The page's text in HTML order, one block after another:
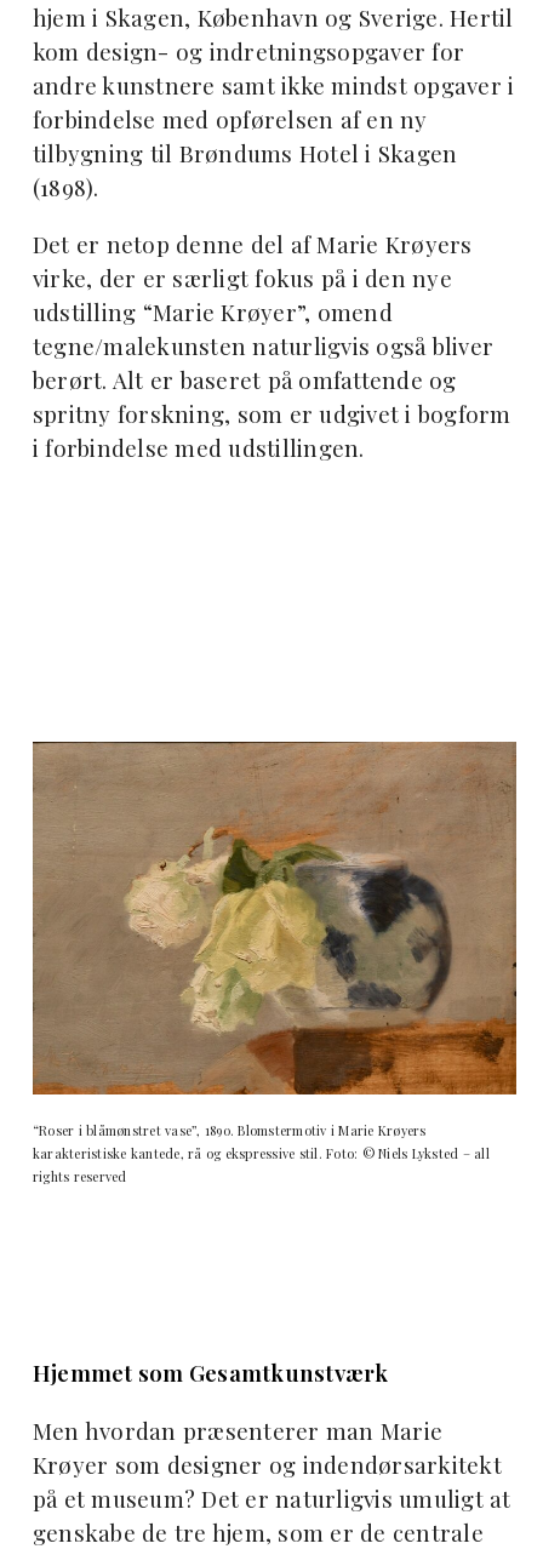
hjem i Skagen, København og Sverige. Hertil
kom design- og indretningsopgaver for
andre kunstnere samt ikke mindst opgaver i
forbindelse med opførelsen af en ny
tilbygning til Brøndums Hotel i Skagen
(1898).
Det er netop denne del af Marie Krøyers
virke, der er særligt fokus på i den nye
udstilling “Marie Krøyer”, omend
tegne/malekunsten naturligvis også bliver
berørt. Alt er baseret på omfattende og
spritny forskning, som er udgivet i bogform
i forbindelse med udstillingen.
“Roser i blåmønstret vase”, 1890. Blomstermotiv i Marie Krøyers
karakteristiske kantede, rå og ekspressive stil. Foto: © Niels Lyksted – all
rights reserved
Hjemmet som Gesamtkunstværk
Men hvordan præsenterer man Marie
Krøyer som designer og indendørsarkitekt
på et museum? Det er naturligvis umuligt at
genskabe de tre hjem, som er de centrale